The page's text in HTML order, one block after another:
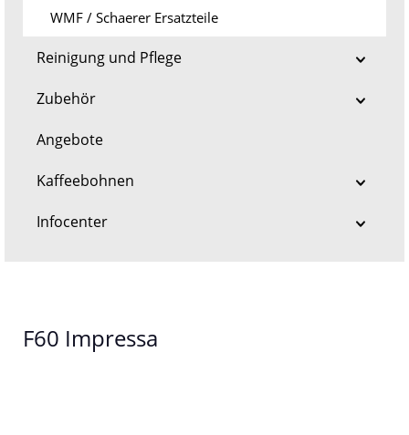
WMF / Schaerer Ersatzteile
Reinigung und Pflege
Zubehör
Angebote
Kaffeebohnen
Infocenter
F60 Impressa